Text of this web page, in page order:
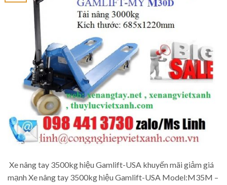
Xe nâng tay 3500kg hiệu Gamlift-USA khuyến mãi giảm giá
mạnh Xe nâng tay 3500kg hiệu Gamlift-USA Model:M35M –